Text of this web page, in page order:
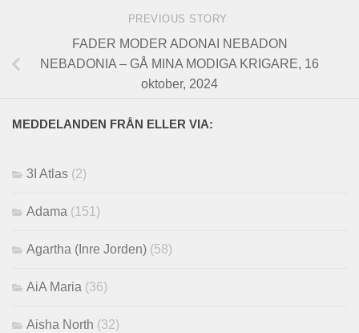
PREVIOUS STORY
FADER MODER ADONAI NEBADON
NEBADONIA – GÅ MINA MODIGA KRIGARE, 16
oktober, 2024
MEDDELANDEN FRÅN ELLER VIA:
3I Atlas (2)
Adama (151)
Agartha (Inre Jorden) (58)
AiA Maria (36)
Aisha North (32)